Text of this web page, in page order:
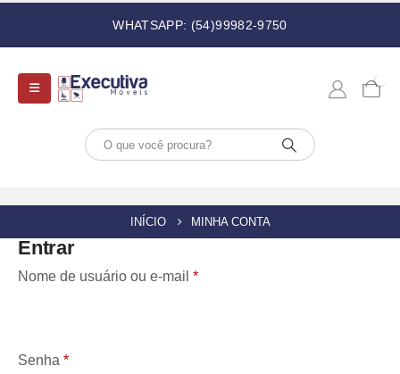
WHATSAPP: (54)99982-9750
INÍCIO MINHA CONTA
Entrar
Nome de usuário ou e-mail *
Senha *